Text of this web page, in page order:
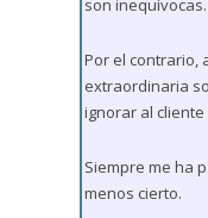
son inequívocas.
Por el contrario,
extraordinaria
ignorar al
Siempre me ha
menos cierto.